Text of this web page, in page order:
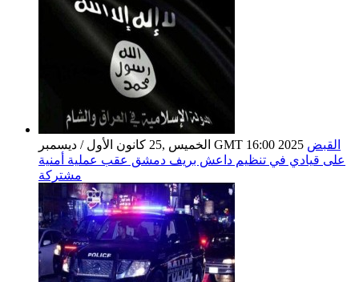
الخميس ,25 كانون الأول / ديسمبر GMT 16:00 2025 القبض
على قيادي في تنظيم داعش بريف دمشق عقب عملية أمنية
مشتركة